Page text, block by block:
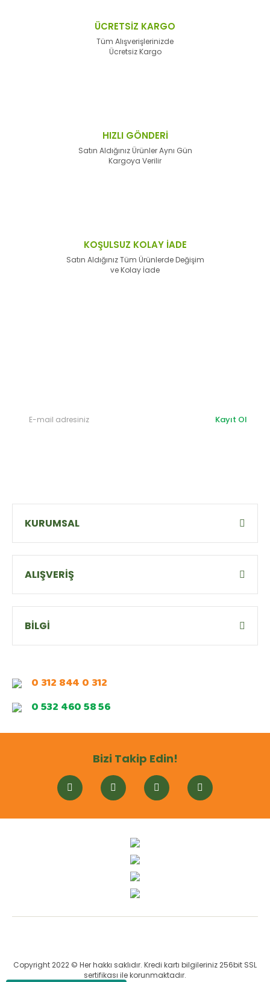
ÜCRETSİZ KARGO
Tüm Alışverişlerinizde
Ücretsiz Kargo
HIZLI GÖNDERİ
Satın Aldığınız Ürünler Aynı Gün
Kargoya Verilir
KOŞULSUZ KOLAY İADE
Satın Aldığınız Tüm Ürünlerde Değişim
ve Kolay İade
Kayıt Ol
KURUMSAL
ALIŞVERİŞ
BİLGİ
0 312 844 0 312
0 532 460 58 56
Bizi Takip Edin!
Copyright 2022 © Her hakkı saklıdır. Kredi kartı bilgileriniz 256bit SSL
sertifikası ile korunmaktadır.